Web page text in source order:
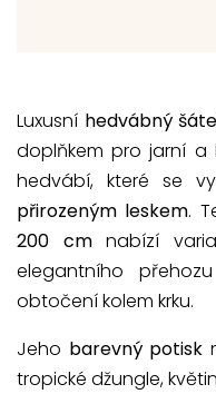
Luxusní hedvábný
doplňkem pro jarní a
hedvábí, které se
přirozeným leskem.
200 cmnabízí
elegantního
obtočení kolem krku.
Jeho barevný potisk
tropické džungle,